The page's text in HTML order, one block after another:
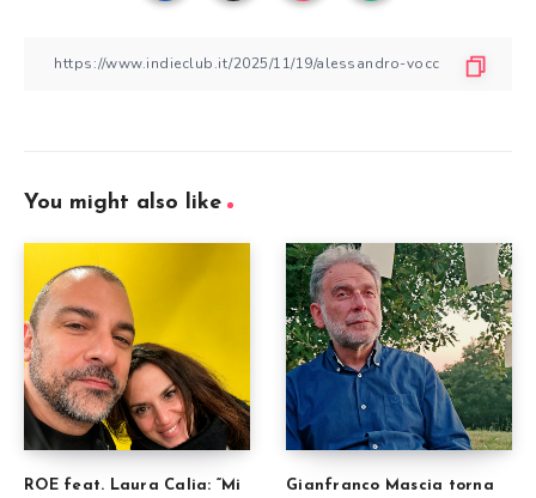
You might also like
ROE feat. Laura Calia: “Mi
Gianfranco Mascia torna